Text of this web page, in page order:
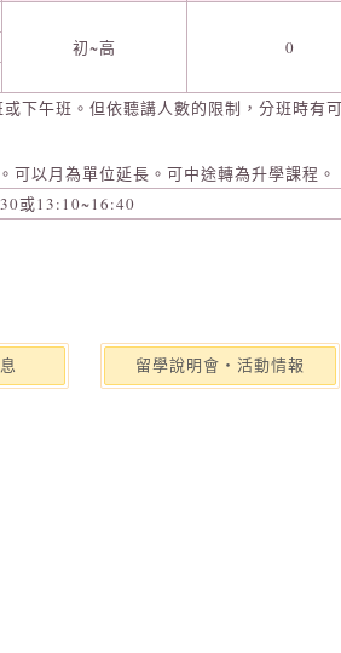
初~高
0
下午班。但依聽講人數的限制，分班時有
可以月為單位延長。可中途轉為升學課程。
或13:10~16:40
留學說明會‧活動情報